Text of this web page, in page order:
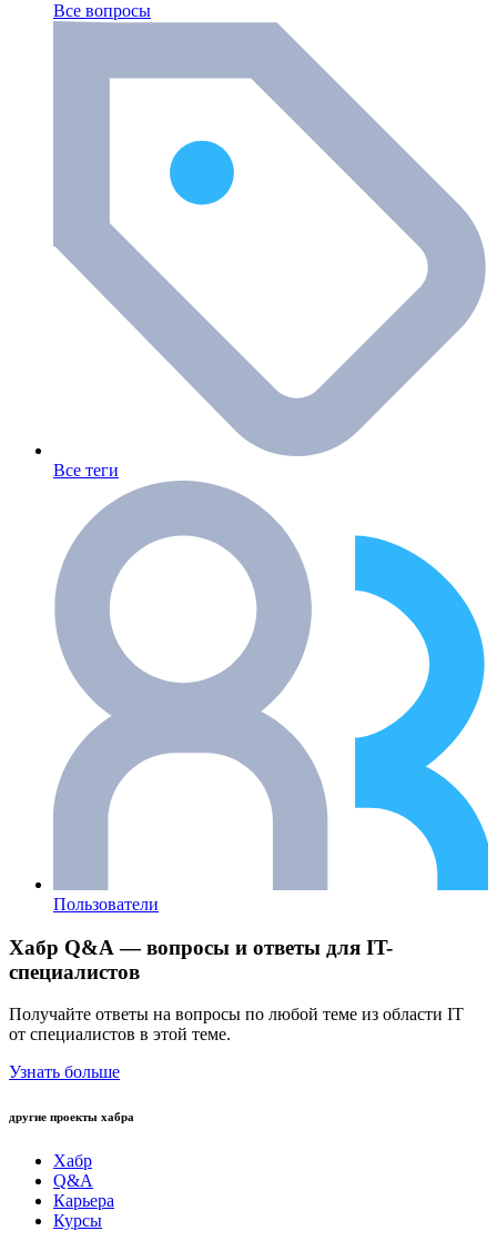
Все вопросы
Все теги
Пользователи
Хабр Q&A — вопросы и ответы для IT-
специалистов
Получайте ответы на вопросы по любой теме из области IT
от специалистов в этой теме.
Узнать больше
другие проекты хабра
Хабр
Q&A
Карьера
Курсы